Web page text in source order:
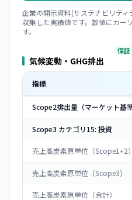
企業の開示資料(サステナビリテ
収集した実績値です。数値にカー
す。
保証
気候変動・GHG排出
指標
Scope2排出量（マーケット基準
Scope3 カテゴリ15: 投資
売上高炭素原単位（Scope1+2）
売上高炭素原単位（Scope3）
売上高炭素原単位（合計）